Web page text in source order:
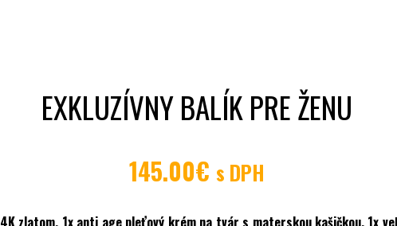
EXKLUZÍVNY BALÍK PRE ŽENU
145.00€ s DPH